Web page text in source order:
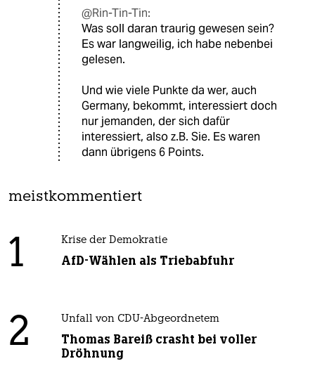
@Rin-Tin-Tin:
Was soll daran traurig gewesen sein?
Es war langweilig, ich habe nebenbei
gelesen.
Und wie viele Punkte da wer, auch
Germany, bekommt, interessiert doch
nur jemanden, der sich dafür
interessiert, also z.B. Sie. Es waren
dann übrigens 6 Points.
meistkommentiert
1 Krise der Demokratie
AfD-Wählen als Triebabfuhr
2 Unfall von CDU-Abgeordnetem
Thomas Bareiß crasht bei voller
Dröhnung